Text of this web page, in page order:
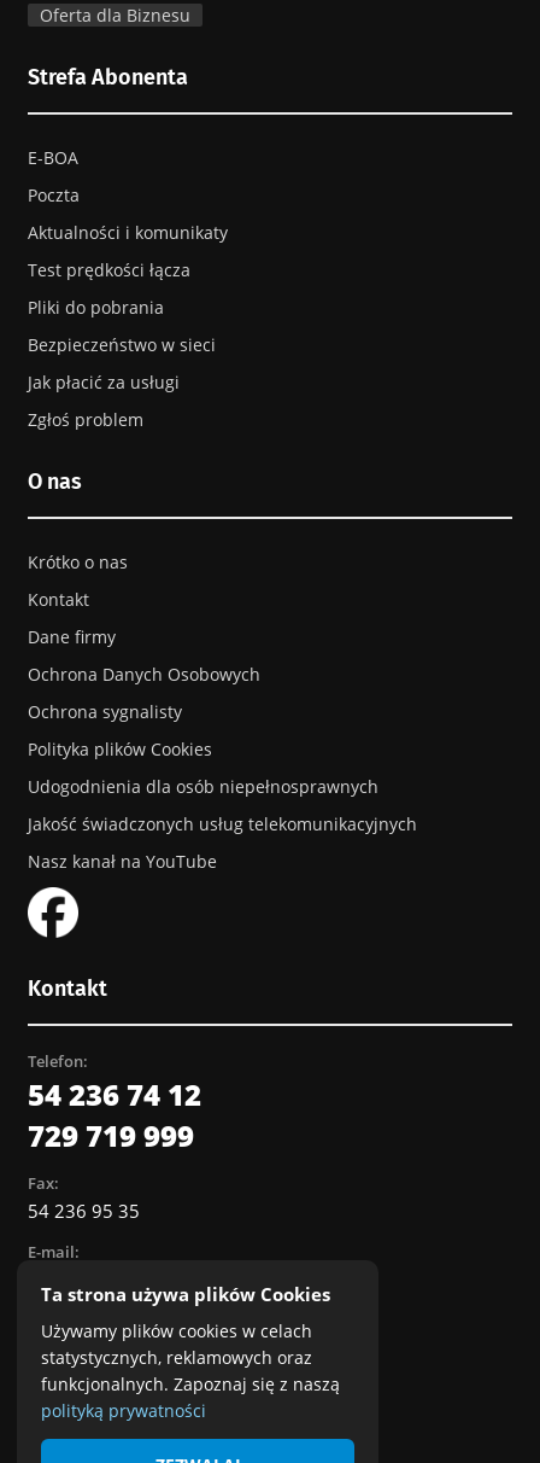
Wieniec Zalesie
Wieniec Zdrój
Kąty
Słone
Izbica Kujawska
Oferta dla Biznesu
Strefa Abonenta
E-BOA
Poczta
Aktualności i komunikaty
Test prędkości łącza
Pliki do pobrania
Bezpieczeństwo w sieci
Jak płacić za usługi
Zgłoś problem
O nas
Krótko o nas
Kontakt
Dane firmy
Ochrona Danych Osobowych
Ochrona sygnalisty
Polityka plików Cookies
Udogodnienia dla osób niepełnosprawnych
Jakość świadczonych usług telekomunikacyjnych
Nasz kanał na YouTube
Kontakt
Telefon:
54 236 74 12
729 719 999
Fax:
54 236 95 35
E-mail:
Biuro Obsługi Abonentów:
ul. Hutnicza 20
87-800 Włocławek
Punkt sprzedaży usług:
ul. Kościuszki 16B (przy CH Wzorcownia)
Ta strona używa plików Cookies
Używamy plików cookies w celach
statystycznych, reklamowych oraz
funkcjonalnych. Zapoznaj się z naszą
polityką prywatności